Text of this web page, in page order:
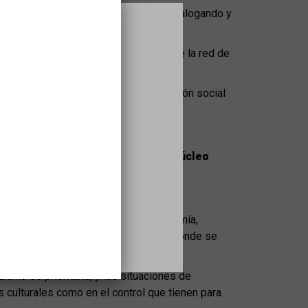
4 horas de su tiempo para seguir dialogando y
al reto de cómo podemos desde la red de
discapacidad y en riesgo de exclusión social
las actividades.
debe comenzar con el
propio núcleo
que puedan circular con autonomía,
ir acompañadas hasta la puerta donde se
no es prioritaria, y las situaciones de
como en el control que tienen para